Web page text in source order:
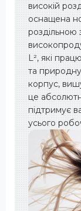
високій
оснащена
роздільною
L², які
та
корпус,
це
підтримує
усього